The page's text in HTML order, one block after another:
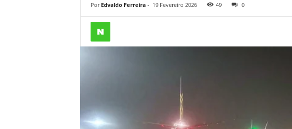
Por Edvaldo Ferreira - 19 Fevereiro 2026 49 0